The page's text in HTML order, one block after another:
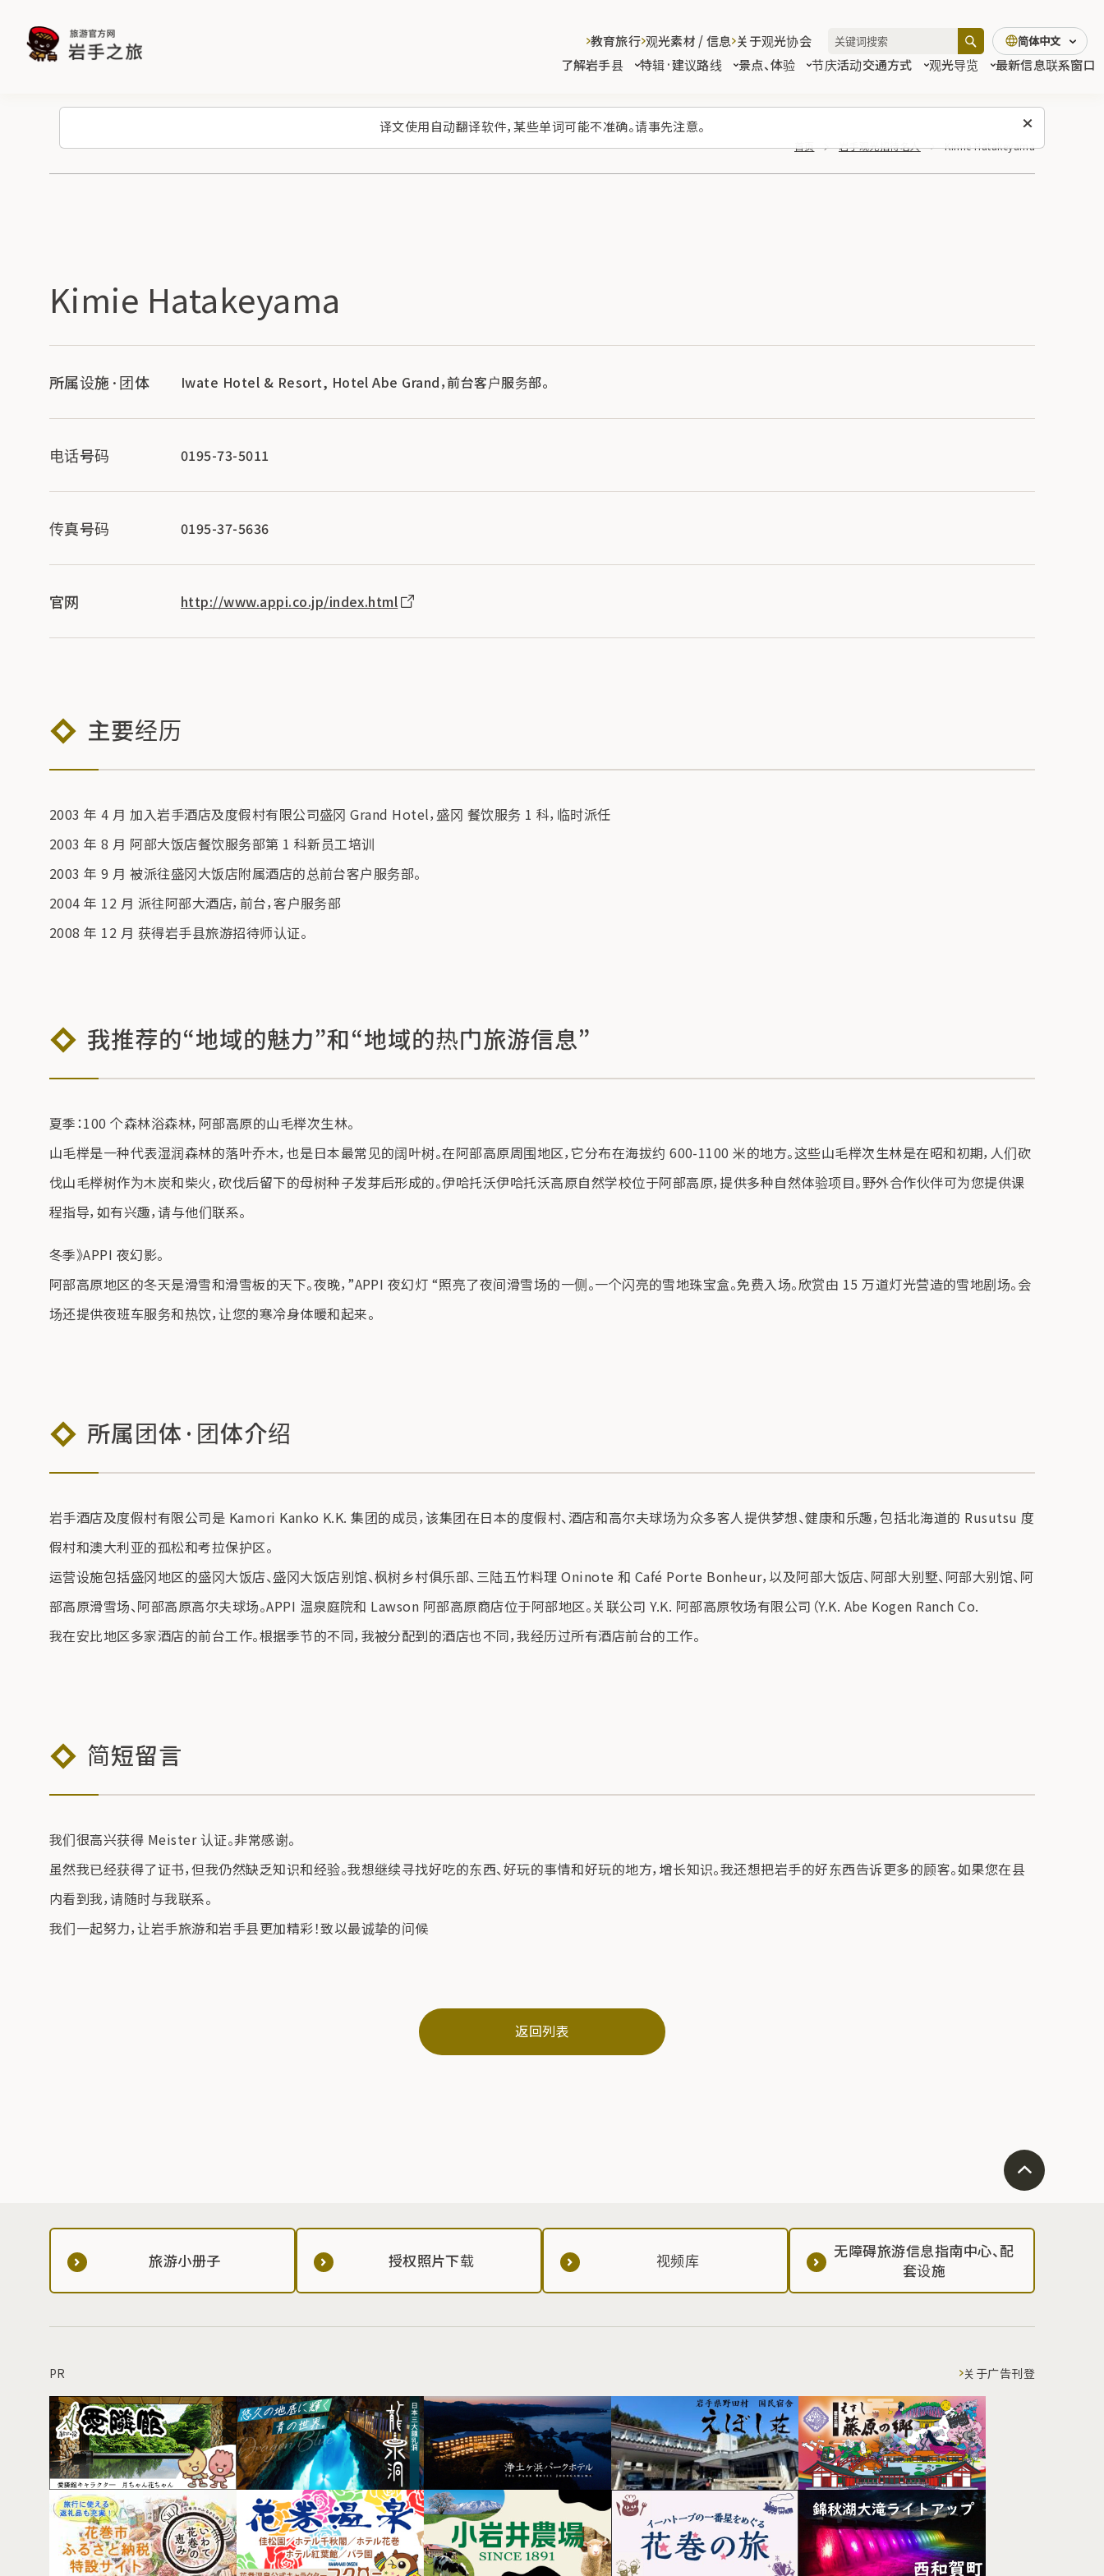
译文使用自动翻译软件，某些单词可能不准确。请事先注意。
了解岩手县 特辑·建议路线 景点、体验 节庆活动交通方式 观光导览 最新信息联系窗口
教育旅行 观光素材 / 信息 关于观光协会 简体中文
首页 岩手观光招待名人 Kimie Hatakeyama
Kimie Hatakeyama
所属设施·团体 Iwate Hotel & Resort, Hotel Abe Grand，前台客户服务部。
电话号码 0195-73-5011
传真号码 0195-37-5636
官网 http://www.appi.co.jp/index.html
主要经历
2003 年 4 月 加入岩手酒店及度假村有限公司盛冈 Grand Hotel，盛冈 餐饮服务 1 科，临时派任
2003 年 8 月 阿部大饭店餐饮服务部第 1 科新员工培训
2003 年 9 月 被派往盛冈大饭店附属酒店的总前台客户服务部。
2004 年 12 月 派往阿部大酒店，前台，客户服务部
2008 年 12 月 获得岩手县旅游招待师认证。
我推荐的“地域的魅力”和“地域的热门旅游信息”
夏季：100 个森林浴森林，阿部高原的山毛榉次生林。
山毛榉是一种代表湿润森林的落叶乔木，也是日本最常见的阔叶树。在阿部高原周围地区，它分布在海拔约 600-1100 米的地方。这些山毛榉次生林是在昭和初期，人们砍
伐山毛榉树作为木炭和柴火，砍伐后留下的母树种子发芽后形成的。伊哈托沃伊哈托沃高原自然学校位于阿部高原，提供多种自然体验项目。野外合作伙伴可为您提供课
程指导，如有兴趣，请与他们联系。
冬季》APPI 夜幻影。
阿部高原地区的冬天是滑雪和滑雪板的天下。夜晚，”APPI 夜幻灯 “照亮了夜间滑雪场的一侧。一个闪亮的雪地珠宝盒。免费入场。欣赏由 15 万道灯光营造的雪地剧场。会
场还提供夜班车服务和热饮，让您的寒冷身体暖和起来。
所属团体·团体介绍
岩手酒店及度假村有限公司是 Kamori Kanko K.K. 集团的成员，该集团在日本的度假村、酒店和高尔夫球场为众多客人提供梦想、健康和乐趣，包括北海道的 Rusutsu 度
假村和澳大利亚的孤松和考拉保护区。
运营设施包括盛冈地区的盛冈大饭店、盛冈大饭店别馆、枫树乡村俱乐部、三陆五竹料理 Oninote 和 Café Porte Bonheur，以及阿部大饭店、阿部大别墅、阿部大别馆、阿
部高原滑雪场、阿部高原高尔夫球场。APPI 温泉庭院和 Lawson 阿部高原商店位于阿部地区。关联公司 Y.K. 阿部高原牧场有限公司（Y.K. Abe Kogen Ranch Co.
我在安比地区多家酒店的前台工作。根据季节的不同，我被分配到的酒店也不同，我经历过所有酒店前台的工作。
简短留言
我们很高兴获得 Meister 认证。非常感谢。
虽然我已经获得了证书，但我仍然缺乏知识和经验。我想继续寻找好吃的东西、好玩的事情和好玩的地方，增长知识。我还想把岩手的好东西告诉更多的顾客。如果您在县
内看到我，请随时与我联系。
我们一起努力，让岩手旅游和岩手县更加精彩！致以最诚挚的问候
返回列表
旅游小册子 授权照片下载 视频库
无障碍旅游信息指南中心、配
套设施
PR 关于广告刊登